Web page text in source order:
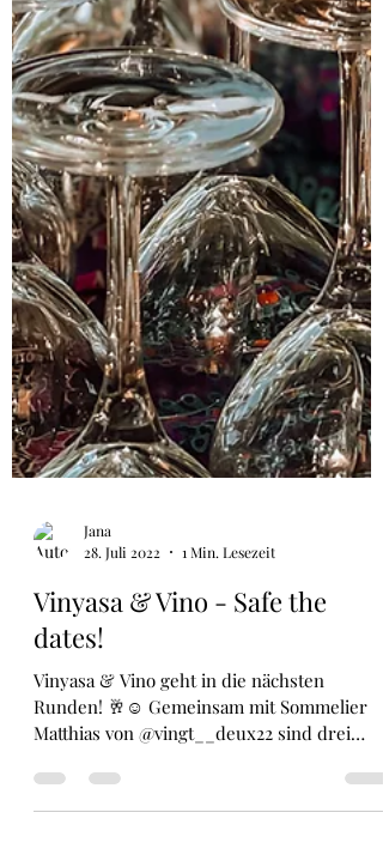
28. Juli 2022
1 Min. Lesezeit
Vinyasa & Vino - Safe the
dates!
Vinyasa & Vino geht in die nächsten
Matthias von @vingt__deux22 sind drei
neue Termine geplant:...